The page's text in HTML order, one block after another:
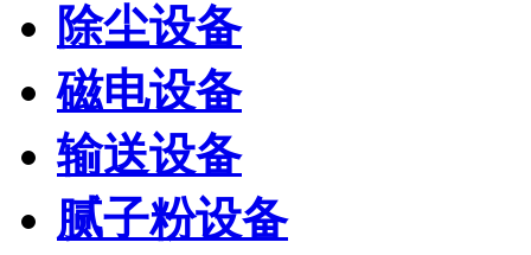
除尘设备
磁电设备
输送设备
腻子粉设备